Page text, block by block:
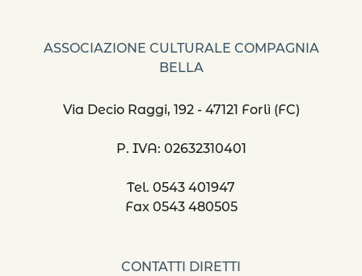
ASSOCIAZIONE CULTURALE COMPAGNIA
BELLA
Via Decio Raggi, 192 - 47121 Forlì (FC)
P. IVA: 02632310401
Tel. 0543 401947
Fax 0543 480505
CONTATTI DIRETTI